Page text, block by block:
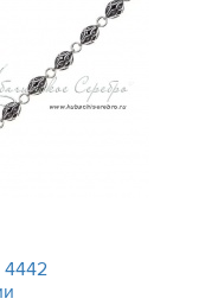
4442